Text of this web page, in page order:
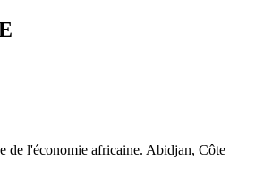
de l'économie africaine. Abidjan, Côte